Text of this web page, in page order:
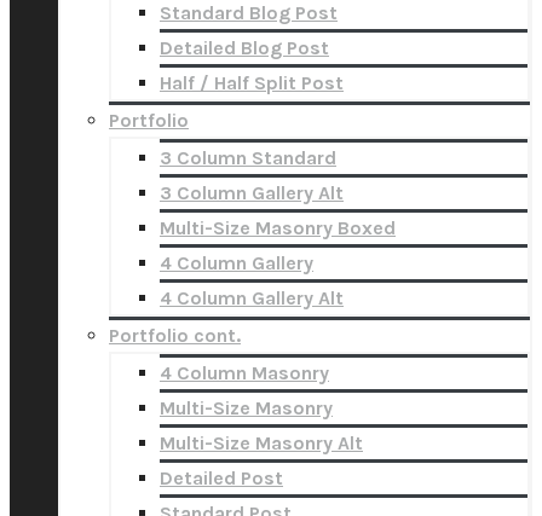
Standard Blog Post
Detailed Blog Post
Half / Half Split Post
Portfolio
3 Column Standard
3 Column Gallery Alt
Multi-Size Masonry Boxed
4 Column Gallery
4 Column Gallery Alt
Portfolio cont.
4 Column Masonry
Multi-Size Masonry
Multi-Size Masonry Alt
Detailed Post